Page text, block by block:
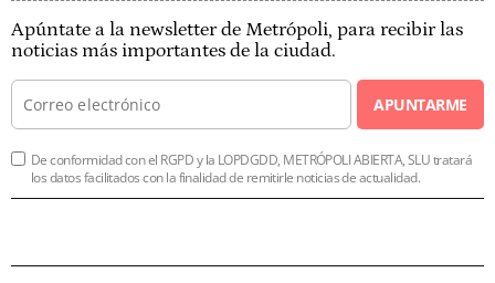
Apúntate a la newsletter de Metrópoli, para recibir las
noticias más importantes de la ciudad.
APUNTARME
De conformidad con el RGPD y la LOPDGDD, METRÓPOLI ABIERTA, SLU tratará
los datos facilitados con la finalidad de remitirle noticias de actualidad.